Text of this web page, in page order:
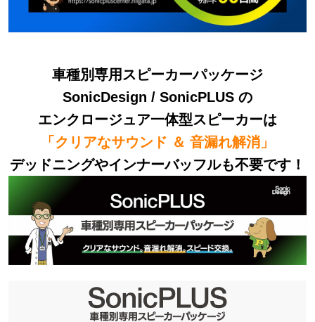
車種別専用スピーカーパッケージ
SonicDesign / SonicPLUS の
エンクロージュア一体型スピーカーは
「クリアなサウンド ＆ 音漏れ解消」
デッドニングやインナーバッフルも不要です！